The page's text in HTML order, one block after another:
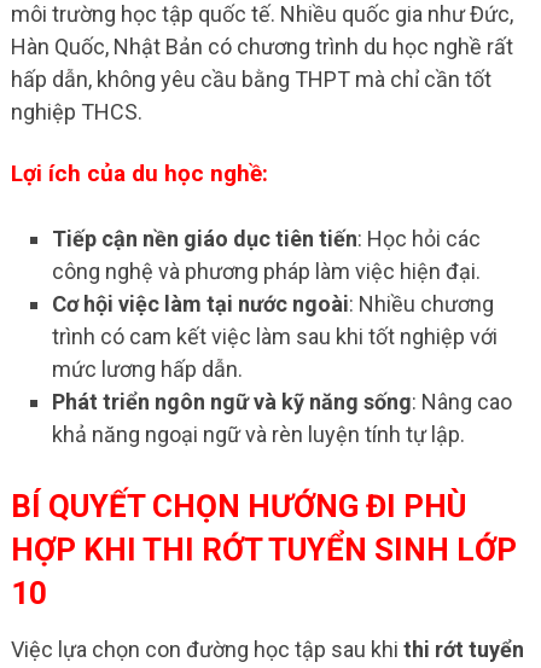
môi trường học tập quốc tế. Nhiều quốc gia như Đức,
Hàn Quốc, Nhật Bản có chương trình du học nghề rất
hấp dẫn, không yêu cầu bằng THPT mà chỉ cần tốt
nghiệp THCS.
Lợi ích của du học nghề:
Tiếp cận nền giáo dục tiên tiến: Học hỏi các
công nghệ và phương pháp làm việc hiện đại.
Cơ hội việc làm tại nước ngoài: Nhiều chương
trình có cam kết việc làm sau khi tốt nghiệp với
mức lương hấp dẫn.
Phát triển ngôn ngữ và kỹ năng sống: Nâng cao
khả năng ngoại ngữ và rèn luyện tính tự lập.
BÍ QUYẾT CHỌN HƯỚNG ĐI PHÙ
HỢP KHI THI RỚT TUYỂN SINH LỚP
10
Việc lựa chọn con đường học tập sau khi thi rớt tuyển